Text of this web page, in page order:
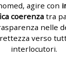
agire con
coerenza tra
nelle
verso
interlocutori.